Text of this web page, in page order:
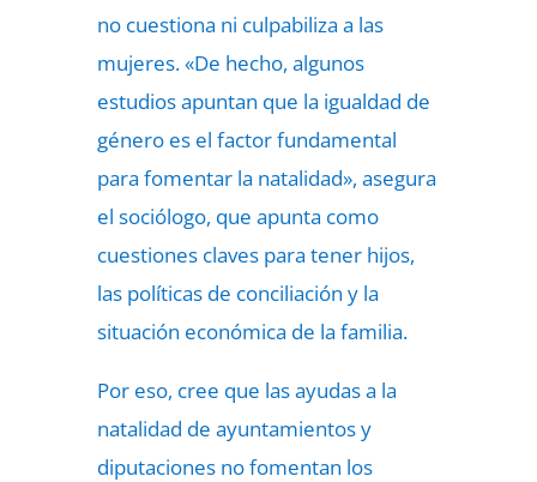
no cuestiona ni culpabiliza a las
mujeres. «De hecho, algunos
estudios apuntan que la igualdad de
género es el factor fundamental
para fomentar la natalidad», asegura
el sociólogo, que apunta como
cuestiones claves para tener hijos,
las políticas de conciliación y la
situación económica de la familia.
Por eso, cree que las ayudas a la
natalidad de ayuntamientos y
diputaciones no fomentan los